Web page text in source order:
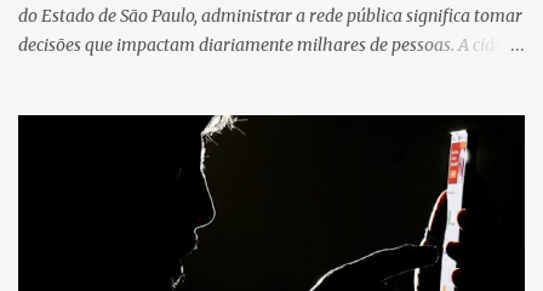
do Estado de São Paulo, administrar a rede pública significa tomar
decisões que impactam diariamente milhares de pessoas. A cidade
município, mas também de diversas cidades do entorno,
ampliando significativamente a responsabilidade da gestão sobre
o Sistema Único de Saúde (SUS). Nos últimos anos, o Governo
Federal tem ampliado investimentos destinados ao fortalecimento
da atenção básica, da infraestrutura hospitalar e da
regionalização dos serviços de saúde. Entretanto, em um cenário